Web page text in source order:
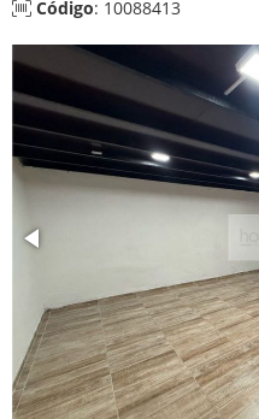
Código: 10088413